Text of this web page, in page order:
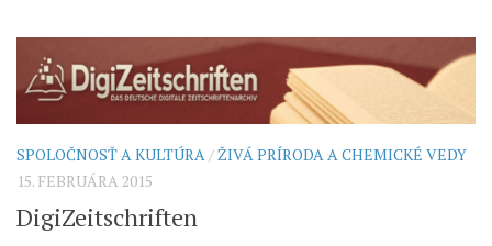
SPOLOČNOSŤ A KULTÚRA/ŽIVÁ PRÍRODA A CHEMICKÉ VEDY
15. FEBRUÁRA 2015
DigiZeitschriften